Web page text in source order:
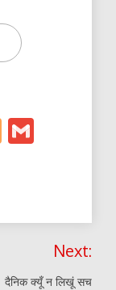
Blogger
Next:
दैनिक क्यूँ न लिखूं सच